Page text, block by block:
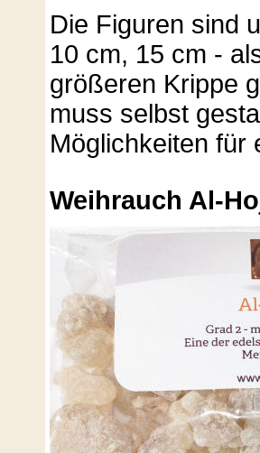
Die Figuren sind
10 cm, 15 cm -
größeren Krippe
muss selbst
Möglichkeiten für
Weihrauch Al-